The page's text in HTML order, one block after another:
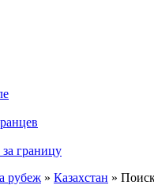
границу
рубеж » Казахстан »